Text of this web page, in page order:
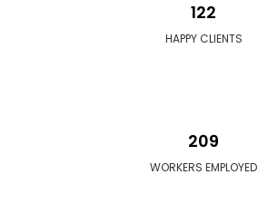
122
HAPPY CLIENTS
209
WORKERS EMPLOYED